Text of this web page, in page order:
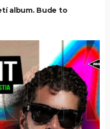
album. Bude to